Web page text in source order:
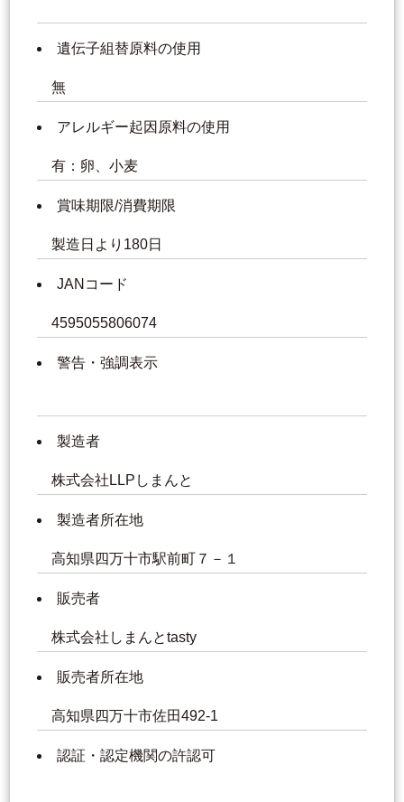
遺伝子組替原料の使用
無
アレルギー起因原料の使用
有：卵、小麦
賞味期限/消費期限
製造日より180日
JANコード
4595055806074
警告・強調表示
製造者
株式会社LLPしまんと
製造者所在地
高知県四万十市駅前町７－１
販売者
株式会社しまんとtasty
販売者所在地
高知県四万十市佐田492-1
認証・認定機関の許認可